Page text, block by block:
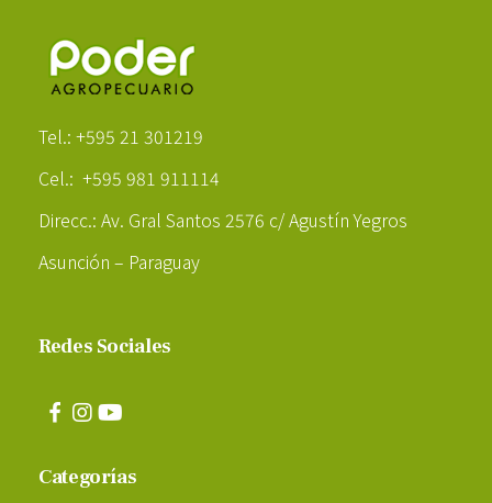
Tel.: +595 21 301219
Cel.: +595 981 911114
Direcc.: Av. Gral Santos 2576 c/ Agustín Yegros
Asunción – Paraguay
Redes Sociales
Categorías